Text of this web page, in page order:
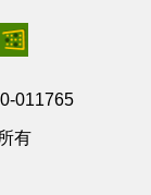
011765
有